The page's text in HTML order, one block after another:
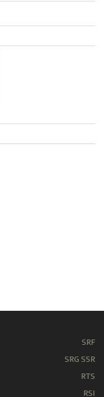
SRF
SRG SSR
RTS
RSI